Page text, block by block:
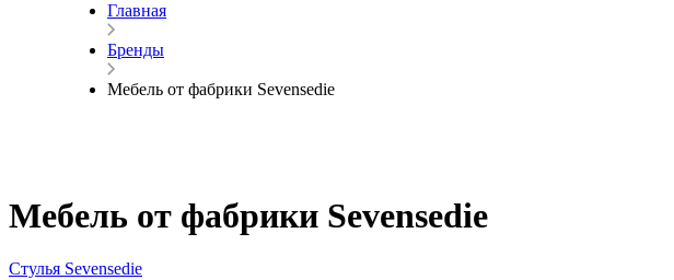
Главная
Бренды
Мебель от фабрики Sevensedie
Мебель от фабрики Sevensedie
Стулья Sevensedie